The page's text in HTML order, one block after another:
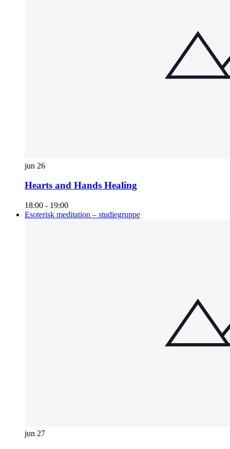
jun 26
Hearts and Hands Healing
18:00 - 19:00
Esoterisk meditation – studiegruppe
jun 27